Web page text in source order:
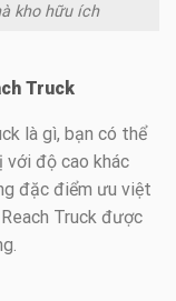
kho hữu ích
Truck
là gì, bạn có thể
với độ cao khác
đặc điểm ưu việt
Truck được